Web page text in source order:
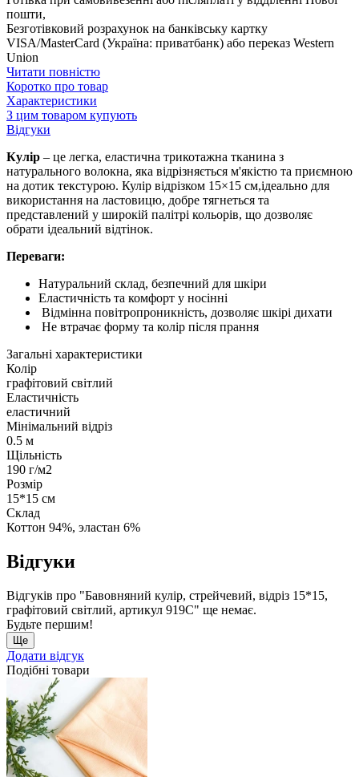
пошти,
Безготівковий розрахунок на банківську картку
VISA/MasterCard (Україна: приватбанк) або переказ Western
Union
Читати повністю
Коротко про товар
Характеристики
З цим товаром купують
Відгуки
Кулір – це легка, еластична трикотажна тканина з
натурального волокна, яка відрізняється м'якістю та приємною
на дотик текстурою. Кулір відрізком 15×15 см,ідеально для
використання на ластовицю, добре тягнеться та
представлений у широкій палітрі кольорів, що дозволяє
обрати ідеальний відтінок.
Переваги:
Натуральний склад, безпечний для шкіри
Еластичність та комфорт у носінні
Відмінна повітропроникність, дозволяє шкірі дихати
Не втрачає форму та колір після прання
Загальні характеристики
Колір
графітовий світлий
Еластичність
еластичний
Мінімальний відріз
0.5 м
Щільність
190 г/м2
Розмір
15*15 см
Склад
Коттон 94%, эластан 6%
Відгуки
Відгуків про "Бавовняний кулір, стрейчевий, відріз 15*15,
графітовий світлий, артикул 919С" ще немає.
Будьте першим!
Ще
Додати відгук
Подібні товари